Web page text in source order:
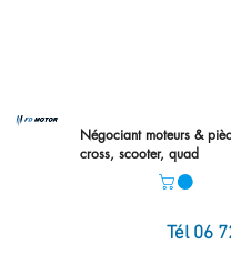
Négociant moteurs &
cross, scooter, quad
Tél 06